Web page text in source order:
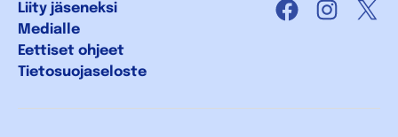
Liity jäseneksi
Medialle
Eettiset ohjeet
Tietosuojaseloste
Facebook X